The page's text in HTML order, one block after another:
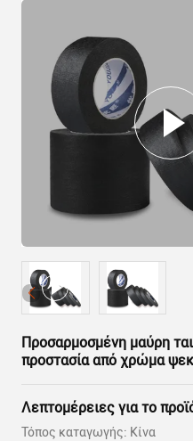
Προσαρμοσμένη μαύρη
προστασία από χρώμα
Λεπτομέρειες για το
Τόπος καταγωγής: Κίνα